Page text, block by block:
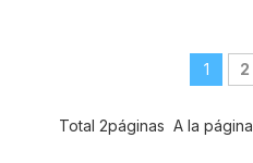
1 2
Total 2páginas A la página